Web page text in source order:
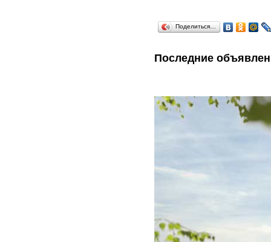
Поделиться…
Последние